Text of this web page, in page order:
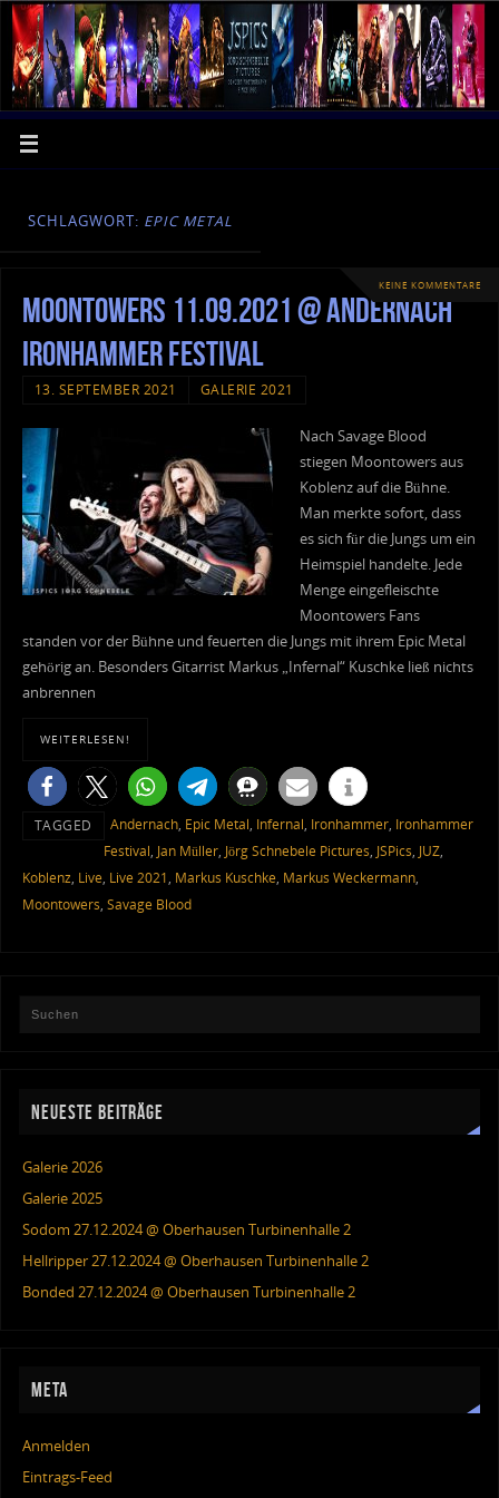
SCHLAGWORT: EPIC METAL
KEINE KOMMENTARE
Moontowers 11.09.2021 @ Andernach
Ironhammer Festival
13. SEPTEMBER 2021 GALERIE 2021
Nach Savage Blood
stiegen Moontowers aus
Koblenz auf die Bühne.
Man merkte sofort, dass
es sich für die Jungs um ein
Heimspiel handelte. Jede
Menge eingefleischte
Moontowers Fans
standen vor der Bühne und feuerten die Jungs mit ihrem Epic Metal
gehörig an. Besonders Gitarrist Markus „Infernal“ Kuschke ließ nichts
anbrennen
WEITERLESEN!
TAGGED Andernach, Epic Metal, Infernal, Ironhammer, Ironhammer
Festival, Jan Müller, Jörg Schnebele Pictures, JSPics, JUZ,
Koblenz, Live, Live 2021, Markus Kuschke, Markus Weckermann,
Moontowers, Savage Blood
NEUESTE BEITRÄGE
Galerie 2026
Galerie 2025
Sodom 27.12.2024 @ Oberhausen Turbinenhalle 2
Hellripper 27.12.2024 @ Oberhausen Turbinenhalle 2
Bonded 27.12.2024 @ Oberhausen Turbinenhalle 2
META
Anmelden
Eintrags-Feed